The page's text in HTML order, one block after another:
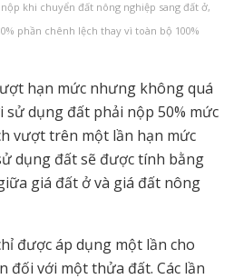
khi chuyển đất nông nghiệp sang đất ở,
phần chênh lệch thay vì toàn bộ 100%
hạn mức nhưng không quá
dụng đất phải nộp 50% mức
vượt trên một lần hạn mức
dụng đất sẽ được tính bằng
giá đất ở và giá đất nông
được áp dụng một lần cho
đối với một thửa đất. Các lần